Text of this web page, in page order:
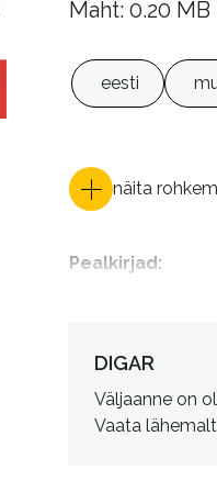
Maht: 0.20 MB
eesti
näita rohkem
Pealkirjad:
DIGAR
Väljaanne on
Vaata lähemalt